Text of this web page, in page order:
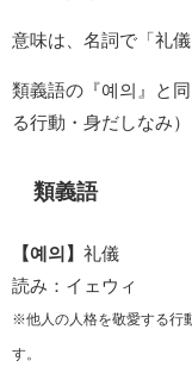
意味は、名詞で「礼
類義語の『예의』と
る行動・身だしなみ）
類義語
【예의】 礼儀
読み：イェウィ
※他人の人格を敬愛する行
す。